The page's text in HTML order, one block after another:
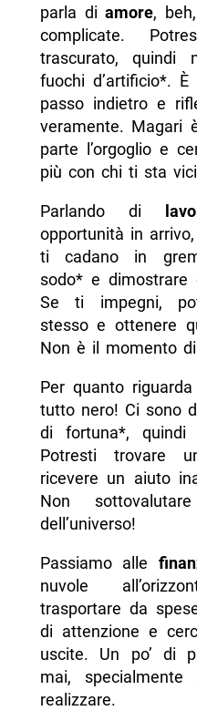
parla diamore,
complicate.
trascurato, quindi
fuochi d’artificio*.
passo indietro e
veramente. Magari
parte l’orgoglio e
più con chi ti sta
Parlando di
opportunità in
ti cadano in
sodo* e
Se ti impegni,
stesso e ottenere
Non è il momento
Per quanto
tutto nero! Ci sono
di fortuna*,
Potresti trovare
ricevere un aiuto
Non
dell’universo!
Passiamo alle
nuvole
trasportare da
di attenzione e
uscite. Un po’ di
mai,
realizzare.